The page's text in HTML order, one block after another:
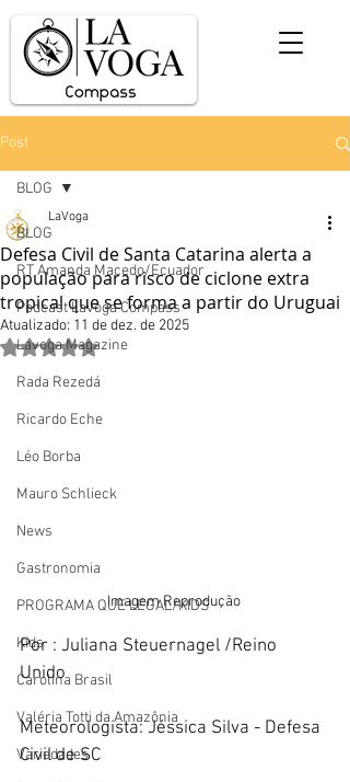
Post
BLOG
RT Amanda Macedo/Ecuador
Podcast Lavoga Compass
Lavoga Magazine
Rada Rezedá
Ricardo Eche
Léo Borba
Mauro Schlieck
News
Gastronomia
PROGRAMA QUE LEGAL/KIDS
Kids
Carolina Brasil
Valéria Totti da Amazônia
Variedades
BLOG
Defesa Civil de Santa Catarina alerta a
população para risco de ciclone extra
tropical que se forma a partir do Uruguai
LaVoga
Atualizado: 11 de dez. de 2025
Avaliado com NaN de 5 estrelas.
Imagem Reprodução
Por : Juliana Steuernagel /Reino
Unido
Meteorologista: Jéssica Silva - Defesa
Civil de SC